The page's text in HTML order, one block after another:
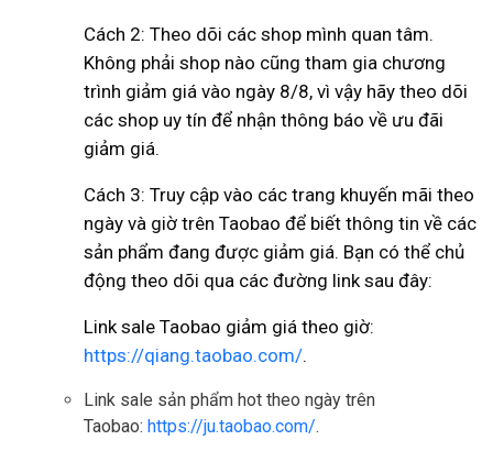
Cách 2: Theo dõi các shop mình quan tâm.
Không phải shop nào cũng tham gia chương
trình giảm giá vào ngày 8/8, vì vậy hãy theo dõi
các shop uy tín để nhận thông báo về ưu đãi
giảm giá.
Cách 3: Truy cập vào các trang khuyến mãi theo
ngày và giờ trên Taobao để biết thông tin về các
sản phẩm đang được giảm giá. Bạn có thể chủ
động theo dõi qua các đường link sau đây:
Link sale Taobao giảm giá theo giờ:
https://qiang.taobao.com/.
Link sale sản phẩm hot theo ngày trên
Taobao: https://ju.taobao.com/.